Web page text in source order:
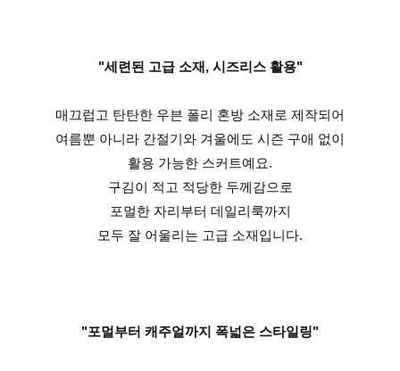
"세련된 고급 소재, 시즈리스 활용"
매끄럽고 탄탄한 우븐 폴리 혼방 소재로 제작되어
여름뿐 아니라 간절기와 겨울에도 시즌 구애 없이
활용 가능한 스커트예요.
구김이 적고 적당한 두께감으로
포멀한 자리부터 데일리룩까지
모두 잘 어울리는 고급 소재입니다.
"포멀부터 캐주얼까지 폭넓은 스타일링"